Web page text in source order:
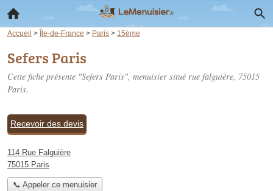
Accueil > Île-de-France > Paris > 15ème
Sefers Paris
Cette fiche présente "Sefers Paris", menuisier situé rue falguière, 75015
Paris.
Recevoir des devis
114 Rue Falguière
75015 Paris
📞 Appeler ce menuisier